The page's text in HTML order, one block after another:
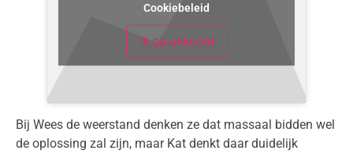
Cookiebeleid
Ik ga akkoord
Bij Wees de weerstand denken ze dat massaal bidden wel
de oplossing zal zijn, maar Kat denkt daar duidelijk